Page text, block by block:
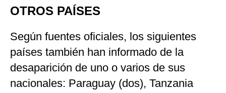
OTROS PAÍSES
Según fuentes oficiales, los siguientes
países también han informado de la
desaparición de uno o varios de sus
nacionales: Paraguay (dos), Tanzania